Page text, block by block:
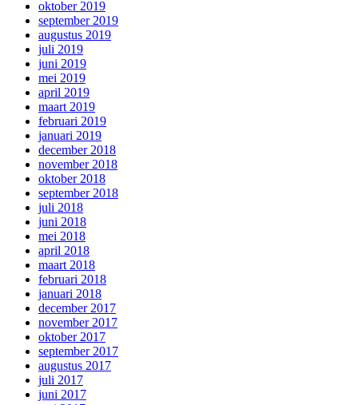
oktober 2019
september 2019
augustus 2019
juli 2019
juni 2019
mei 2019
april 2019
maart 2019
februari 2019
januari 2019
december 2018
november 2018
oktober 2018
september 2018
juli 2018
juni 2018
mei 2018
april 2018
maart 2018
februari 2018
januari 2018
december 2017
november 2017
oktober 2017
september 2017
augustus 2017
juli 2017
juni 2017